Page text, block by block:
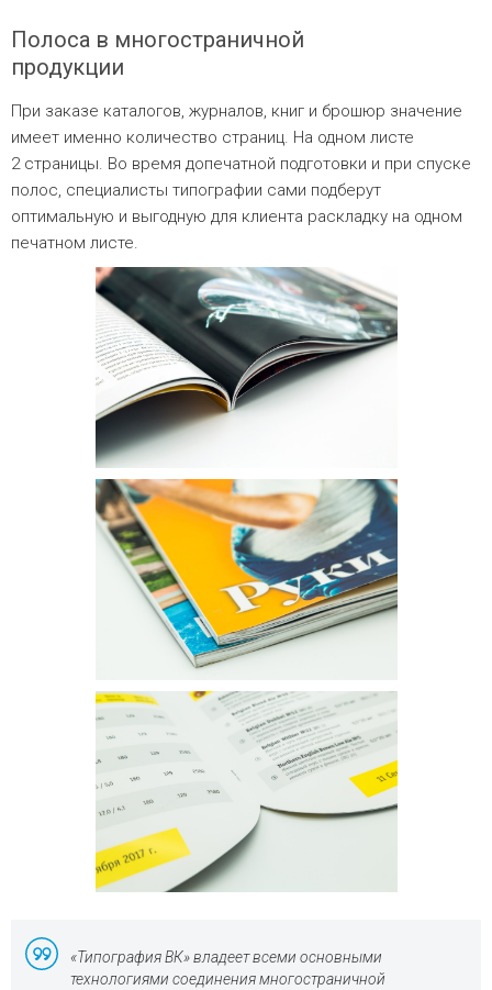
Полоса в многостраничной
продукции
При заказе каталогов, журналов, книг и брошюр значение
имеет именно количество страниц. На одном листе
2 страницы. Во время допечатной подготовки и при спуске
полос, специалисты типографии сами подберут
оптимальную и выгодную для клиента раскладку на одном
печатном листе.
«Типография ВК» владеет всеми основными
технологиями соединения многостраничной